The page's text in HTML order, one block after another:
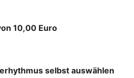
10,00 Euro
selbst auswählen